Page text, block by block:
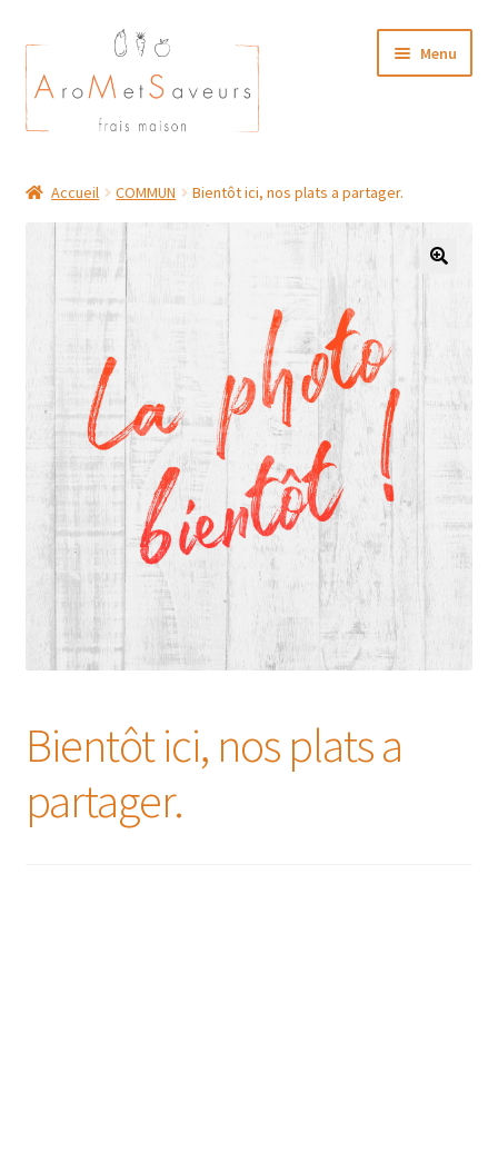
Aller
à
la
navigation
Aller
au
contenu
Menu
Plat du Jour/ Menu Week end
NOS BOUTIQUES
Accueil COMMUN Bientôt ici, nos plats a partager.
Bientôt ici, nos plats a
partager.